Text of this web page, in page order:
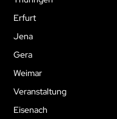
Erfurt
Jena
Gera
Weimar
Veranstaltung
Eisenach